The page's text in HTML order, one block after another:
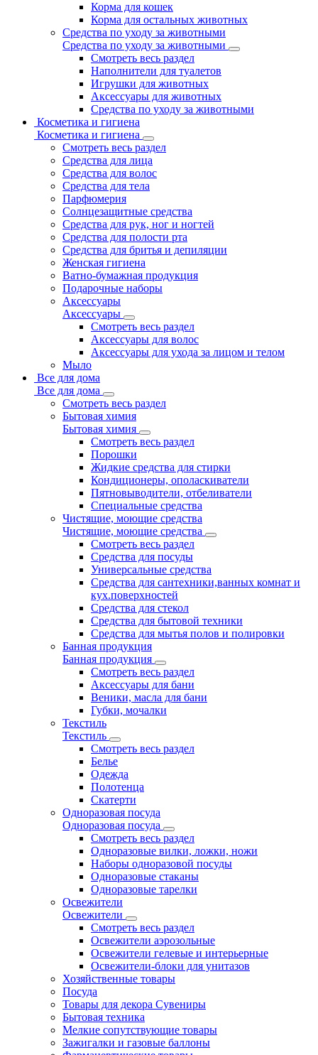
Корма для кошек
Корма для остальных животных
Средства по уходу за животными
Средства по уходу за животными
Смотреть весь раздел
Наполнители для туалетов
Игрушки для животных
Аксессуары для животных
Средства по уходу за животными
Косметика и гигиена
Косметика и гигиена
Смотреть весь раздел
Средства для лица
Средства для волос
Средства для тела
Парфюмерия
Солнцезащитные средства
Средства для рук, ног и ногтей
Средства для полости рта
Средства для бритья и депиляции
Женская гигиена
Ватно-бумажная продукция
Подарочные наборы
Аксессуары
Аксессуары
Смотреть весь раздел
Аксессуары для волос
Аксессуары для ухода за лицом и телом
Мыло
Все для дома
Все для дома
Смотреть весь раздел
Бытовая химия
Бытовая химия
Смотреть весь раздел
Порошки
Жидкие средства для стирки
Кондиционеры, ополаскиватели
Пятновыводители, отбеливатели
Специальные средства
Чистящие, моющие средства
Чистящие, моющие средства
Смотреть весь раздел
Средства для посуды
Универсальные средства
Средства для сантехники,ванных комнат и
кух.поверхностей
Средства для стекол
Средства для бытовой техники
Средства для мытья полов и полировки
Банная продукция
Банная продукция
Смотреть весь раздел
Аксессуары для бани
Веники, масла для бани
Губки, мочалки
Текстиль
Текстиль
Смотреть весь раздел
Белье
Одежда
Полотенца
Скатерти
Одноразовая посуда
Одноразовая посуда
Смотреть весь раздел
Одноразовые вилки, ложки, ножи
Наборы одноразовой посуды
Одноразовые стаканы
Одноразовые тарелки
Освежители
Освежители
Смотреть весь раздел
Освежители аэрозольные
Освежители гелевые и интерьерные
Освежители-блоки для унитазов
Хозяйственные товары
Посуда
Товары для декора Сувениры
Бытовая техника
Мелкие сопутствующие товары
Зажигалки и газовые баллоны